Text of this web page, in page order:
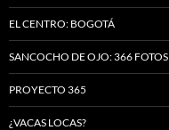
EL CENTRO: BOGOTÁ
SANCOCHO DE OJO: 366 FOTOS
PROYECTO 365
¿VACAS LOCAS?